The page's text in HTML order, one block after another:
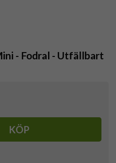
- Fodral - Utfällbart
KÖP